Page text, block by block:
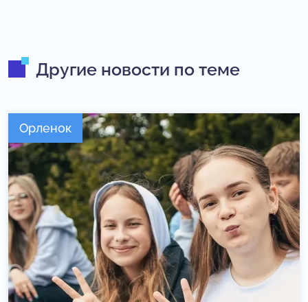
Другие новости по теме
Орленок